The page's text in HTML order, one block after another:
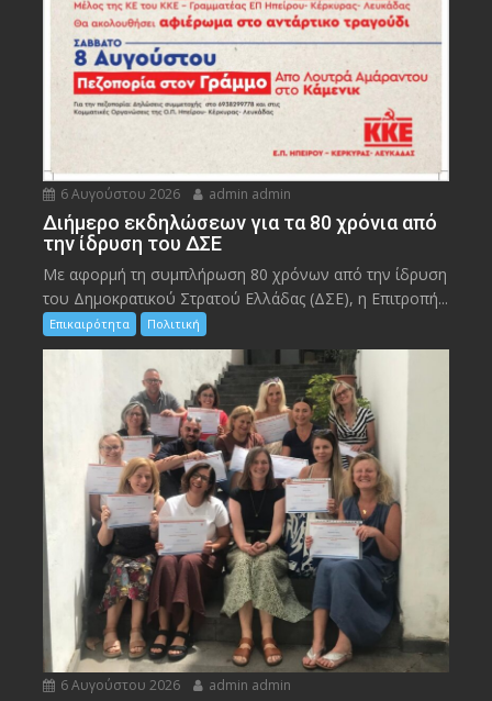
6 Αυγούστου 2026 admin admin
Διήμερο εκδηλώσεων για τα 80 χρόνια από
την ίδρυση του ΔΣΕ
Με αφορμή τη συμπλήρωση 80 χρόνων από την ίδρυση
του Δημοκρατικού Στρατού Ελλάδας (ΔΣΕ), η Επιτροπή...
Επικαιρότητα Πολιτική
6 Αυγούστου 2026 admin admin